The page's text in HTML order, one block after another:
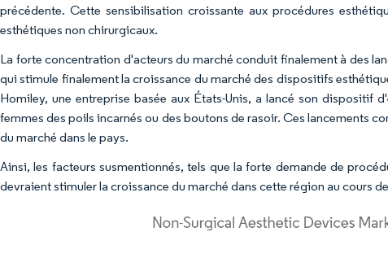
précédente. Cette sensibilisation croissante aux procédures
esthétiques non chirurgicaux.
La forte concentration d'acteurs du marché conduit finalement à des
qui stimule finalement la croissance du marché des dispositifs
Homiley, une entreprise basée aux États-Unis, a lancé son dispositif
femmes des poils incarnés ou des boutons de rasoir. Ces lancements
du marché dans le pays.
Ainsi, les facteurs susmentionnés, tels que la forte demande de
devraient stimuler la croissance du marché dans cette région au cours